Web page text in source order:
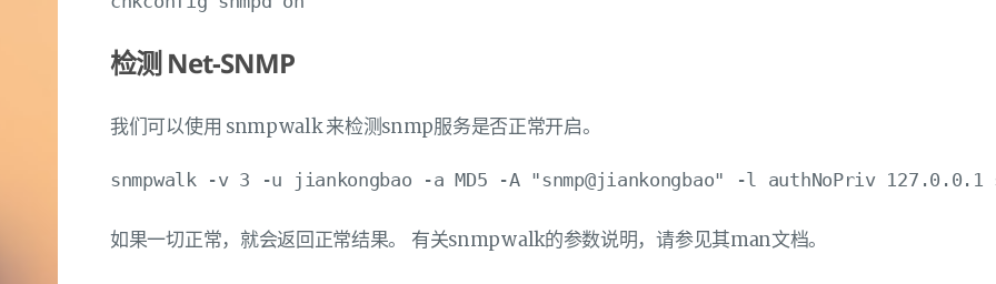
检测 Net-SNMP
我们可以使用 snmpwalk 来检测snmp服务是否正常开启。
如果一切正常，就会返回正常结果。 有关snmpwalk的参数说明，请参见其man文档。